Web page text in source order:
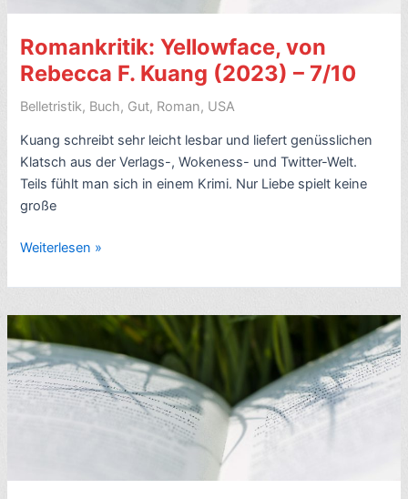
–
7/10
Romankritik: Yellowface, von
Rebecca F. Kuang (2023) – 7/10
Belletristik, Buch, Gut, Roman, USA
Kuang schreibt sehr leicht lesbar und liefert genüsslichen
Klatsch aus der Verlags-, Wokeness- und Twitter-Welt.
Teils fühlt man sich in einem Krimi. Nur Liebe spielt keine
große
Romankritik:
von
Rebecca
F.
Kuang
(2023)
Weiterlesen »